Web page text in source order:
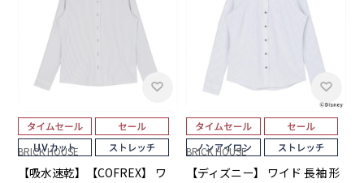
BRICK HOUSE
【吸水速乾】【COFREX】 ワ
BRICK HOUSE
【ディズニー】 ワイド 長袖 形